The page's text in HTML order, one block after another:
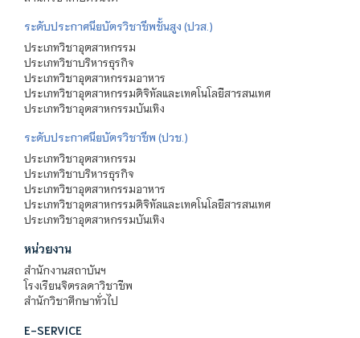
ระดับประกาศนียบัตรวิชาชีพชั้นสูง (ปวส.)
ประเภทวิชาอุตสาหกรรม
ประเภทวิชาบริหารธุรกิจ
ประเภทวิชาอุตสาหกรรมอาหาร
ประเภทวิชาอุตสาหกรรมดิจิทัลและเทคโนโลยีสารสนเทศ
ประเภทวิชาอุตสาหกรรมบันเทิง
ระดับประกาศนียบัตรวิชาชีพ (ปวช.)
ประเภทวิชาอุตสาหกรรม
ประเภทวิชาบริหารธุรกิจ
ประเภทวิชาอุตสาหกรรมอาหาร
ประเภทวิชาอุตสาหกรรมดิจิทัลและเทคโนโลยีสารสนเทศ
ประเภทวิชาอุตสาหกรรมบันเทิง
หน่วยงาน
สำนักงานสถาบันฯ
โรงเรียนจิตรลดาวิชาชีพ
สำนักวิชาศึกษาทั่วไป
E-SERVICE